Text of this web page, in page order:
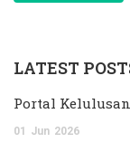
LATEST
Portal Kelulusan
01 Jun 2026